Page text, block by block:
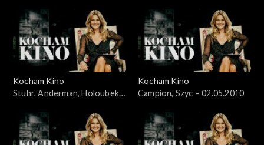
Kocham Kino
Stuhr, Anderman, Holoubek –
Kocham Kino
Campion, Szyc – 02.05.2010